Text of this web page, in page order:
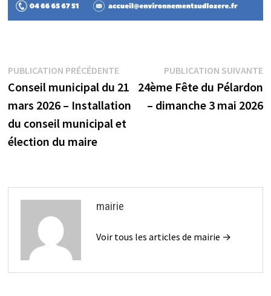
Navigation
de
l’article
PUBLICATION PRÉCÉDENTEPublication
précédente :
Conseil municipal du 21
mars 2026 – Installation
du conseil municipal et
élection du maire
PUBLICATION SUIVANTE
24ème Fête du Pélardon
– dimanche 3 mai 2026
mairie
Voir tous les articles de mairie →